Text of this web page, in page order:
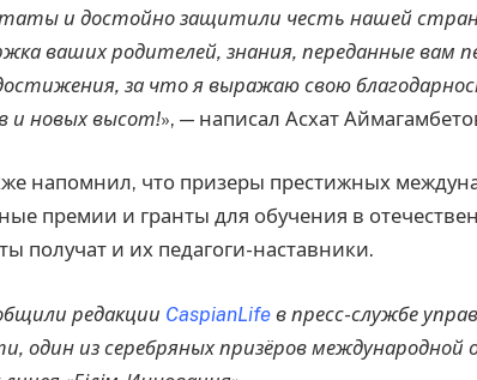
и достойно защитили честь нашей
ваших родителей, знания, переданные вам
за что я выражаю свою
и новых высот!», — написал Асхат
напомнил, что призеры престижных
премии и гранты для обучения в
получат и их педагоги-наставники.
редакции CaspianLifeв пресс-службе
один из серебряных призёров